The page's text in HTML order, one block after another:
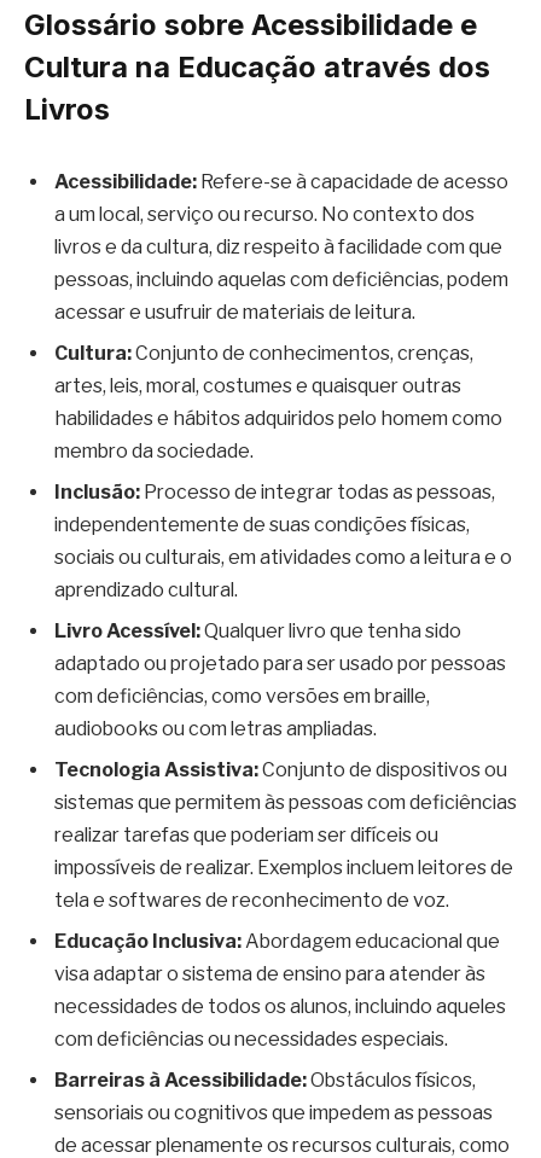
Glossário sobre Acessibilidade e
Cultura na Educação através dos
Livros
Acessibilidade: Refere-se à capacidade de acesso
a um local, serviço ou recurso. No contexto dos
livros e da cultura, diz respeito à facilidade com que
pessoas, incluindo aquelas com deficiências, podem
acessar e usufruir de materiais de leitura.
Cultura:Conjunto de conhecimentos, crenças,
artes, leis, moral, costumes e quaisquer outras
habilidades e hábitos adquiridos pelo homem como
membro da sociedade.
Inclusão: Processo de integrar todas as pessoas,
independentemente de suas condições físicas,
sociais ou culturais, em atividades como a leitura e o
aprendizado cultural.
Livro Acessível:Qualquer livro que tenha sido
adaptado ou projetado para ser usado por pessoas
com deficiências, como versões em braille,
audiobooks ou com letras ampliadas.
Tecnologia Assistiva:Conjunto de dispositivos ou
sistemas que permitem às pessoas com deficiências
realizar tarefas que poderiam ser difíceis ou
impossíveis de realizar. Exemplos incluem leitores de
tela e softwares de reconhecimento de voz.
Educação Inclusiva:Abordagem educacional que
visa adaptar o sistema de ensino para atender às
necessidades de todos os alunos, incluindo aqueles
com deficiências ou necessidades especiais.
Barreiras à Acessibilidade:Obstáculos físicos,
sensoriais ou cognitivos que impedem as pessoas
de acessar plenamente os recursos culturais, como